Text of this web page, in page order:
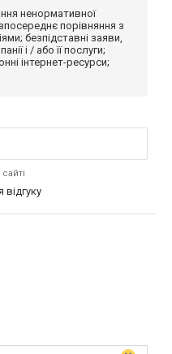
ненормативної
порівняння з
безпідставні заяви,
і / або її послуги;
інтернет-ресурси;
відгуку